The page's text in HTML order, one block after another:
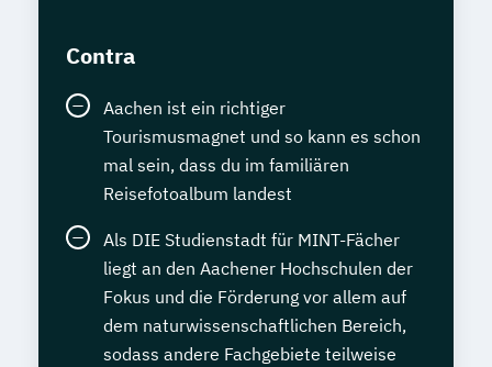
Contra
Aachen ist ein richtiger
Tourismusmagnet und so kann es schon
mal sein, dass du im familiären
Reisefotoalbum landest
Als DIE Studienstadt für MINT-Fächer
liegt an den Aachener Hochschulen der
Fokus und die Förderung vor allem auf
dem naturwissenschaftlichen Bereich,
sodass andere Fachgebiete teilweise